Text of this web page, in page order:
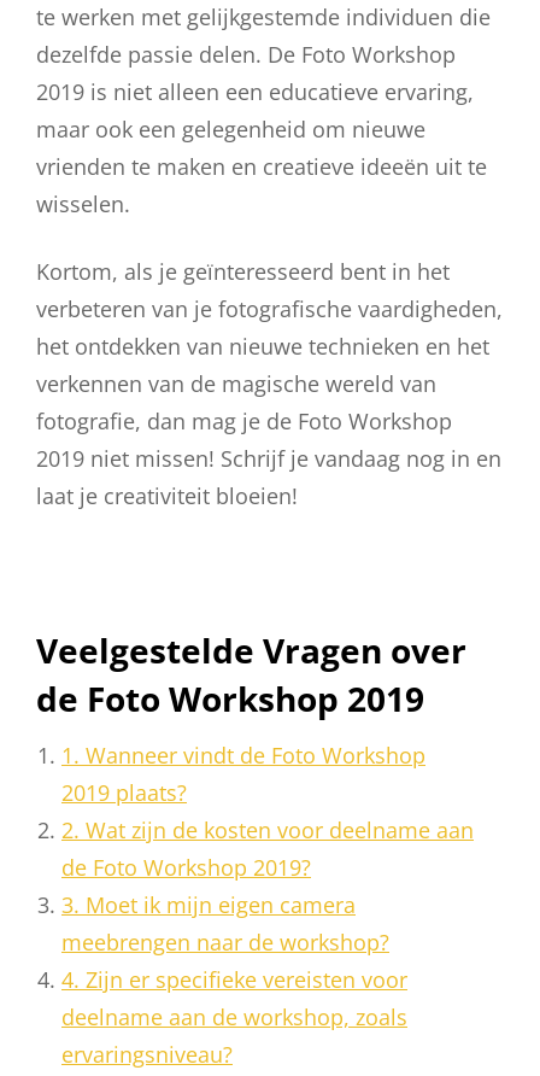
te werken met gelijkgestemde individuen die
dezelfde passie delen. De Foto Workshop
2019 is niet alleen een educatieve ervaring,
maar ook een gelegenheid om nieuwe
vrienden te maken en creatieve ideeën uit te
wisselen.
Kortom, als je geïnteresseerd bent in het
verbeteren van je fotografische vaardigheden,
het ontdekken van nieuwe technieken en het
verkennen van de magische wereld van
fotografie, dan mag je de Foto Workshop
2019 niet missen! Schrijf je vandaag nog in en
laat je creativiteit bloeien!
Veelgestelde Vragen over
de Foto Workshop 2019
1. Wanneer vindt de Foto Workshop
2019 plaats?
2. Wat zijn de kosten voor deelname aan
de Foto Workshop 2019?
3. Moet ik mijn eigen camera
meebrengen naar de workshop?
4. Zijn er specifieke vereisten voor
deelname aan de workshop, zoals
ervaringsniveau?